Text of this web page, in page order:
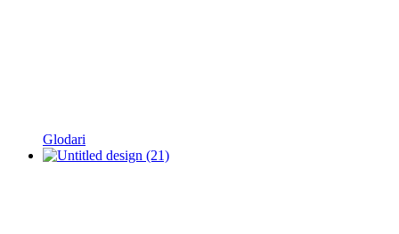
Glodari